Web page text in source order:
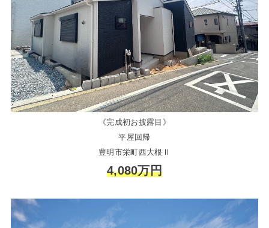
《完成初お披露目》
平屋回帰
豊明市栄町西大根Ⅱ
4,080万円